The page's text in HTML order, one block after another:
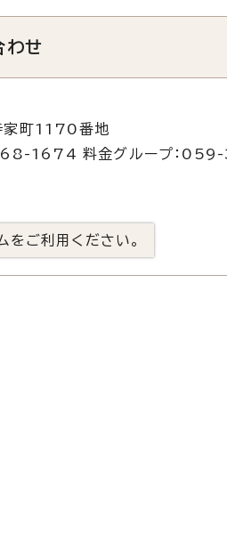
わせ
町1170番地
1674 料金グループ：
をご利用ください。